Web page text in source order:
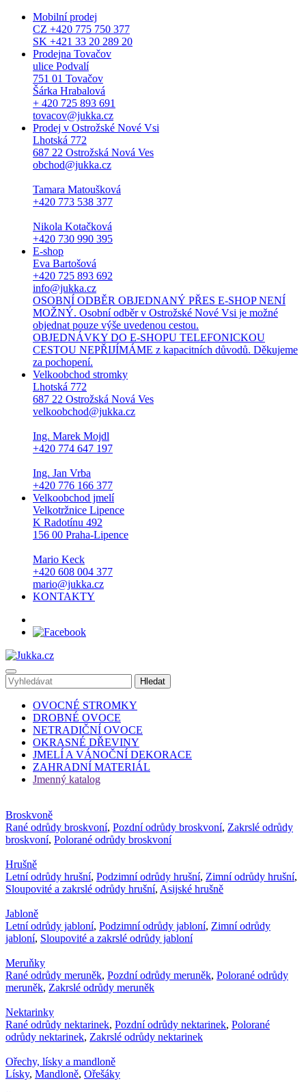
Mobilní prodej
CZ +420 775 750 377
SK +421 33 20 289 20
Prodejna Tovačov
ulice Podvalí
751 01 Tovačov
Šárka Hrabalová
+ 420 725 893 691
tovacov@jukka.cz
Prodej v Ostrožské Nové Vsi
Lhotská 772
687 22 Ostrožská Nová Ves
obchod@jukka.cz
Tamara Matoušková
+420 773 538 377
Nikola Kotačková
+420 730 990 395
E-shop
Eva Bartošová
+420 725 893 692
info@jukka.cz
OSOBNÍ ODBĚR OBJEDNANÝ PŘES E-SHOP NENÍ
MOŽNÝ. Osobní odběr v Ostrožské Nové Vsi je možné
objednat pouze výše uvedenou cestou.
OBJEDNÁVKY DO E-SHOPU TELEFONICKOU
CESTOU NEPŘIJÍMÁME z kapacitních důvodů. Děkujeme
za pochopení.
Velkoobchod stromky
Lhotská 772
687 22 Ostrožská Nová Ves
velkoobchod@jukka.cz
Ing. Marek Mojdl
+420 774 647 197
Ing. Jan Vrba
+420 776 166 377
Velkoobchod jmelí
Velkotržnice Lipence
K Radotínu 492
156 00 Praha-Lipence
Mario Keck
+420 608 004 377
mario@jukka.cz
KONTAKTY
OVOCNÉ STROMKY
DROBNÉ OVOCE
NETRADIČNÍ OVOCE
OKRASNÉ DŘEVINY
JMELÍ A VÁNOČNÍ DEKORACE
ZAHRADNÍ MATERIÁL
Jmenný katalog
Broskvoně
Rané odrůdy broskvoní, Pozdní odrůdy broskvoní, Zakrslé odrůdy
broskvoní, Polorané odrůdy broskvoní
Hrušně
Letní odrůdy hrušní, Podzimní odrůdy hrušní, Zimní odrůdy hrušní,
Sloupovité a zakrslé odrůdy hrušní, Asijské hrušně
Jabloně
Letní odrůdy jabloní, Podzimní odrůdy jabloní, Zimní odrůdy
jabloní, Sloupovité a zakrslé odrůdy jabloní
Meruňky
Rané odrůdy meruněk, Pozdní odrůdy meruněk, Polorané odrůdy
meruněk, Zakrslé odrůdy meruněk
Nektarinky
Rané odrůdy nektarinek, Pozdní odrůdy nektarinek, Polorané
odrůdy nektarinek, Zakrslé odrůdy nektarinek
Ořechy, lísky a mandloně
Lísky, Mandloně, Ořešáky